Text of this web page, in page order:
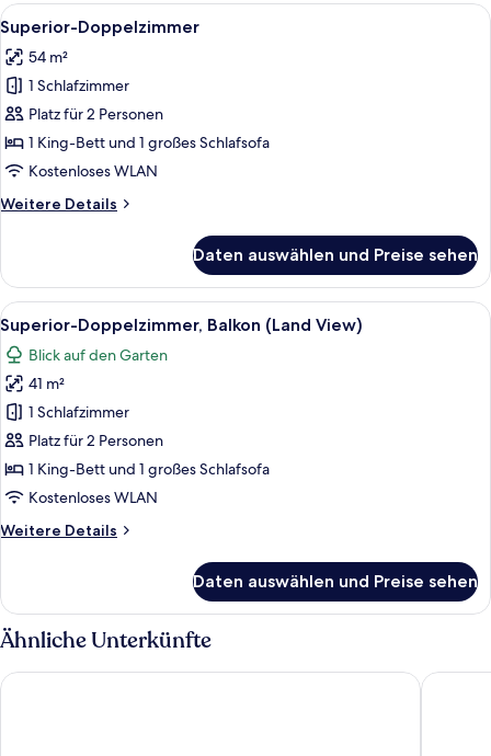
Alle
Fotos
für
Superior-
Doppelzimmer
anzeigen
Ein Poolbereich mit Liegestühlen
6
Superior-Doppelzimmer
54 m²
1 Schlafzimmer
Platz für 2 Personen
1 King-Bett und 1 großes Schlafsofa
Kostenloses WLAN
Weitere Details
Weitere
Doppelzimmer
Daten auswählen und Preise sehen
Alle
Fotos
für
Superior-
Doppelzimmer,
Balkon
(Land
View)
Ein Hotelzimmer mit einem großen
5
Superior-Doppelzimmer, Balkon (Land View)
Blick auf den Garten
41 m²
1 Schlafzimmer
Platz für 2 Personen
1 King-Bett und 1 großes Schlafsofa
Kostenloses WLAN
Weitere Details
Weitere
Doppelzimmer,
Balkon
(Land
Daten auswählen und Preise sehen
Ähnliche Unterkünfte
Akra Fethiye Tui Blue Sensatori All Inclusive Liberty